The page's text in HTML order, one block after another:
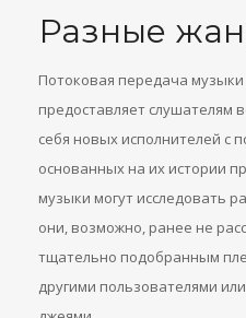
Разные
Потоковая передача
предоставляет слушателям
себя новых исполнителей
основанных на их истории
музыки могут исследовать
они, возможно, ранее не
тщательно подобранным
другими пользователями